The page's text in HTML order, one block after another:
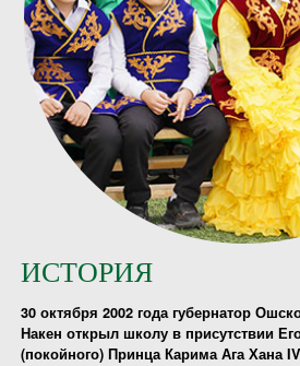
ИСТОРИЯ
30 октября 2002 года губернатор
Накен открыл школу в присутствии
(покойного) Принца Карима Ага Хана IV